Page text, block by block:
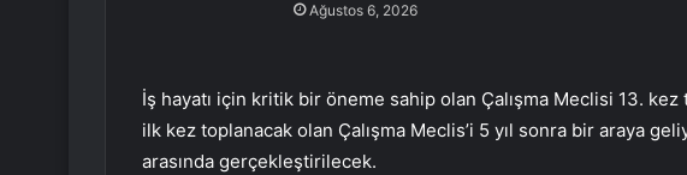
Ağustos 6, 2026
İş hayatı için kritik bir öneme sahip olan Çalışma Meclisi 13. kez
ilk kez toplanacak olan Çalışma Meclis’i 5 yıl sonra bir araya
arasında gerçekleştirilecek.